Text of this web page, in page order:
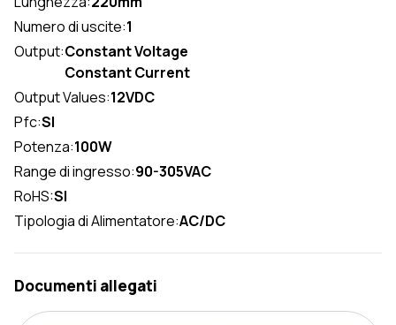
Numero di uscite:1
Output:Constant Voltage
Constant Current
Output Values:12VDC
Pfc:SI
Potenza:100W
Range di ingresso:90-305VAC
RoHS:SI
Tipologia di Alimentatore:AC/DC
Documenti allegati